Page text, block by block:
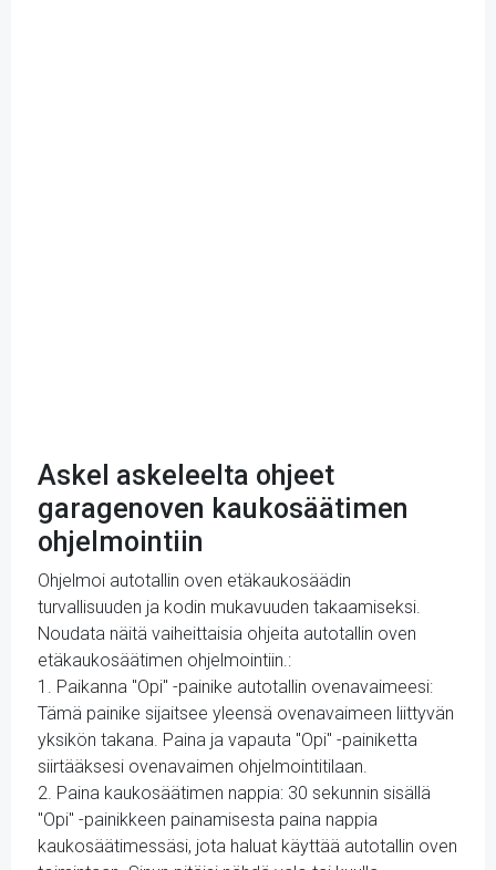
Askel askeleelta ohjeet
garagenoven kaukosäätimen
ohjelmointiin
Ohjelmoi autotallin oven etäkaukosäädin
turvallisuuden ja kodin mukavuuden takaamiseksi.
Noudata näitä vaiheittaisia ohjeita autotallin oven
etäkaukosäätimen ohjelmointiin.:
1. Paikanna "Opi" -painike autotallin ovenavaimeesi:
Tämä painike sijaitsee yleensä ovenavaimeen liittyvän
yksikön takana. Paina ja vapauta "Opi" -painiketta
siirtääksesi ovenavaimen ohjelmointitilaan.
2. Paina kaukosäätimen nappia: 30 sekunnin sisällä
"Opi" -painikkeen painamisesta paina nappia
kaukosäätimessäsi, jota haluat käyttää autotallin oven